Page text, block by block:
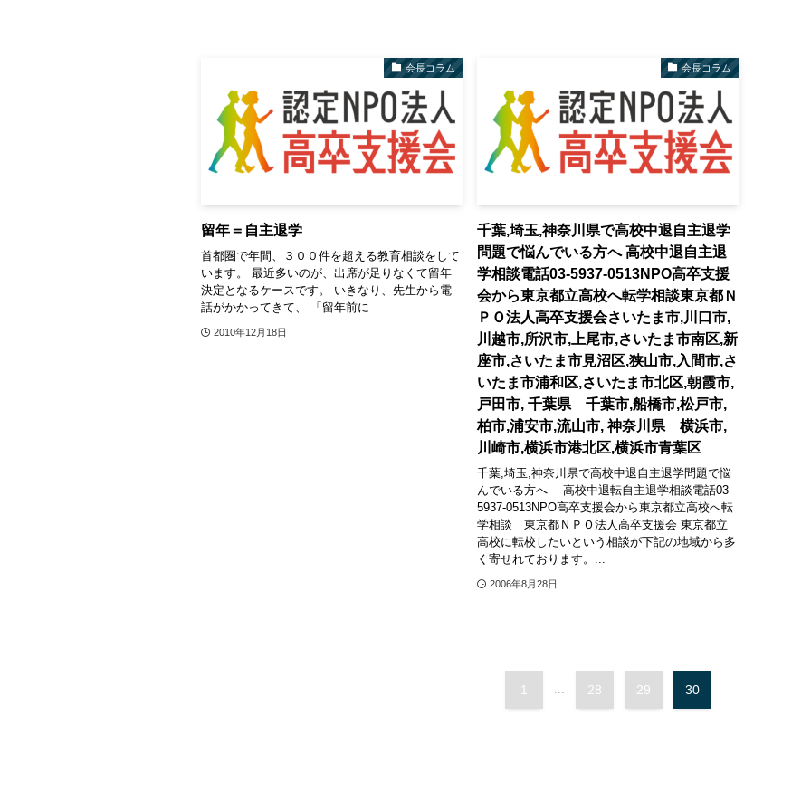
会長コラム
留年＝自主退学
首都圏で年間、３００件を超える教育相談をして
います。 最近多いのが、出席が足りなくて留年
決定となるケースです。 いきなり、先生から電
話がかかってきて、 「留年前に
2010年12月18日
会長コラム
千葉,埼玉,神奈川県で高校中退自主退学
問題で悩んでいる方へ 高校中退自主退
学相談電話03-5937-0513NPO高卒支援
会から東京都立高校へ転学相談東京都Ｎ
ＰＯ法人高卒支援会さいたま市,川口市,
川越市,所沢市,上尾市,さいたま市南区,新
座市,さいたま市見沼区,狭山市,入間市,さ
いたま市浦和区,さいたま市北区,朝霞市,
戸田市, 千葉県 千葉市,船橋市,松戸市,
柏市,浦安市,流山市, 神奈川県 横浜市,
川崎市,横浜市港北区,横浜市青葉区
千葉,埼玉,神奈川県で高校中退自主退学問題で悩
んでいる方へ 高校中退転自主退学相談電話03-
5937-0513NPO高卒支援会から東京都立高校へ転
学相談 東京都ＮＰＯ法人高卒支援会 東京都立
高校に転校したいという相談が下記の地域から多
く寄せれております。...
2006年8月28日
1 ... 28 29 30